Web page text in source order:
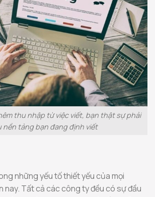
thu nhập từ việc viết, bạn thật sự phải
nền tảng bạn đang định viết
những yếu tố thiết yếu của mọi
nay. Tất cả các công ty đều có sự đầu